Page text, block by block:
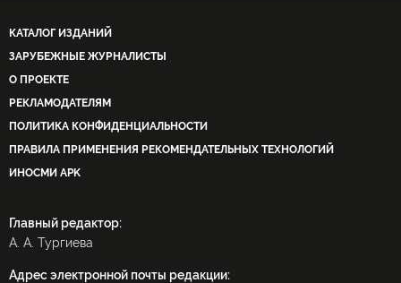
КАТАЛОГ ИЗДАНИЙ
ЗАРУБЕЖНЫЕ ЖУРНАЛИСТЫ
О ПРОЕКТЕ
РЕКЛАМОДАТЕЛЯМ
ПОЛИТИКА КОНФИДЕНЦИАЛЬНОСТИ
ПРАВИЛА ПРИМЕНЕНИЯ РЕКОМЕНДАТЕЛЬНЫХ ТЕХНОЛОГИЙ
ИНОСМИ APK
Главный редактор:
А. А. Тургиева
Адрес электронной почты редакции: